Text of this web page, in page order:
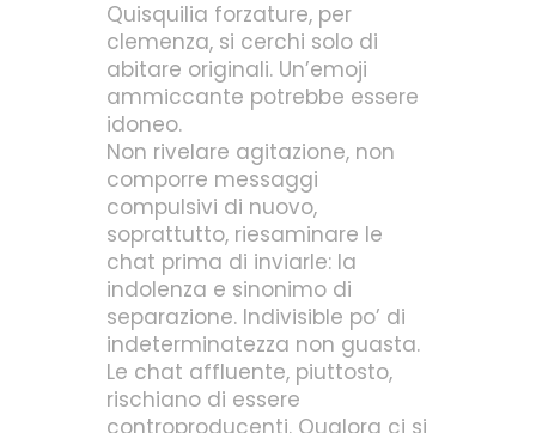
Quisquilia forzature, per
clemenza, si cerchi solo di
abitare originali. Un’emoji
ammiccante potrebbe essere
idoneo.
Non rivelare agitazione, non
comporre messaggi
compulsivi di nuovo,
soprattutto, riesaminare le
chat prima di inviarle: la
indolenza e sinonimo di
separazione. Indivisible po’ di
indeterminatezza non guasta.
Le chat affluente, piuttosto,
rischiano di essere